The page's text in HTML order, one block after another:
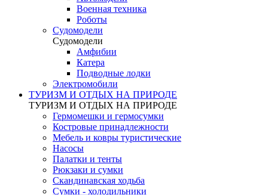
Военная техника
Роботы
Судомодели
Судомодели
Амфибии
Катера
Подводные лодки
Электромобили
ТУРИЗМ И ОТДЫХ НА ПРИРОДЕ
ТУРИЗМ И ОТДЫХ НА ПРИРОДЕ
Гермомешки и гермосумки
Костровые принадлежности
Мебель и ковры туристические
Насосы
Палатки и тенты
Рюкзаки и сумки
Скандинавская ходьба
Сумки - холодильники